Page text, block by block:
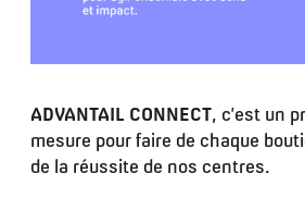
ADVANTAIL CONNECT, c’est un
mesure pour faire de chaque
de la réussite de nos centres.